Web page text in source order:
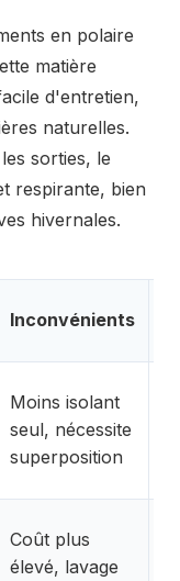
en polaire
matière
d'entretien,
naturelles.
sorties, le
respirante, bien
hivernales.
Inconvénients
Moins isolant
seul, nécessite
superposition
Coût plus
élevé, lavage